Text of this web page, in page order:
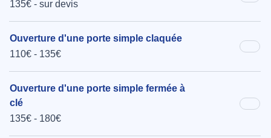
135€ - sur devis
Ouverture d'une porte simple claquée
110€ - 135€
Ouverture d'une porte simple fermée à
clé
135€ - 180€